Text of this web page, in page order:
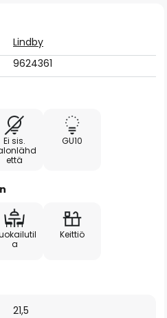
Lindby
9624361
Ei sis.
että
GU10
a
Keittiö
21,5